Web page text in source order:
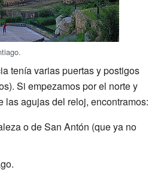
tenía varias puertas y postigos
Si empezamos por el norte y
las agujas del reloj, encontramos:
o de San Antón (que ya no